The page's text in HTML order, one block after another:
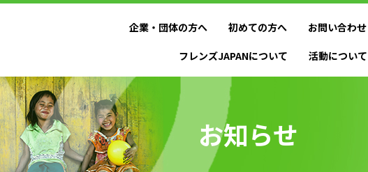
フレンズJAPANについて 活動について
企業・団体の方へ 初めての方へ お問い合わせ
お知らせ